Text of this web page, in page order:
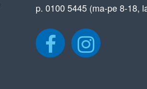
p. 0100 5445 (ma-pe 8-18,